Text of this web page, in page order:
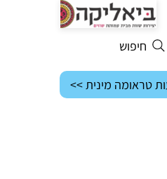
חיפוש
טראומה מינית >>